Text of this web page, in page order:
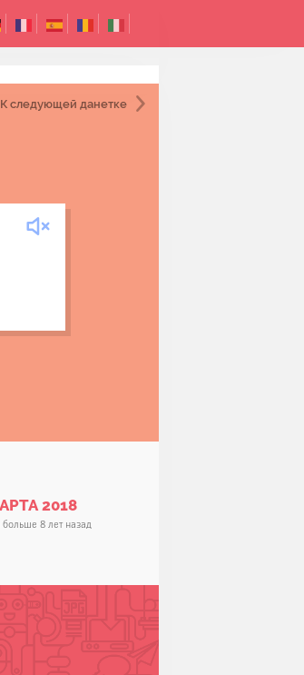
К следующей данетке
поля.
2018
8 лет назад